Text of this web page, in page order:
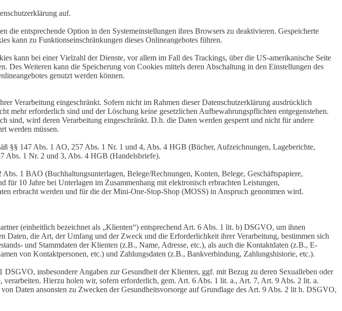
auf.
die entsprechende Option in den Systemeinstellungen ihres Browsers zu deaktivieren. Gespeicherte
kann zu Funktionseinschränkungen dieses Onlineangebotes führen.
kann bei einer Vielzahl der Dienste, vor allem im Fall des Trackings, über die US-amerikanische Seite
Weiteren kann die Speicherung von Cookies mittels deren Abschaltung in den Einstellungen des
genutzt werden können.
Verarbeitung eingeschränkt. Sofern nicht im Rahmen dieser Datenschutzerklärung ausdrücklich
mehr erforderlich sind und der Löschung keine gesetzlichen Aufbewahrungspflichten entgegenstehen.
sind, wird deren Verarbeitung eingeschränkt. D.h. die Daten werden gesperrt und nicht für andere
werden müssen.
§§ 147 Abs. 1 AO, 257 Abs. 1 Nr. 1 und 4, Abs. 4 HGB (Bücher, Aufzeichnungen, Lageberichte,
Abs. 1 Nr. 2 und 3, Abs. 4 HGB (Handelsbriefe).
1 BAO (Buchhaltungsunterlagen, Belege/Rechnungen, Konten, Belege, Geschäftspapiere,
10 Jahre bei Unterlagen im Zusammenhang mit elektronisch erbrachten Leistungen,
erbracht werden und für die der Mini-One-Stop-Shop (MOSS) in Anspruch genommen wird.
(einheitlich bezeichnet als „Klienten“) entsprechend Art. 6 Abs. 1 lit. b) DSGVO, um ihnen
Daten, die Art, der Umfang und der Zweck und die Erforderlichkeit ihrer Verarbeitung, bestimmen sich
und Stammdaten der Klienten (z.B., Name, Adresse, etc.), als auch die Kontaktdaten (z.B., E-
von Kontaktpersonen, etc.) und Zahlungsdaten (z.B., Bankverbindung, Zahlungshistorie, etc.).
insbesondere Angaben zur Gesundheit der Klienten, ggf. mit Bezug zu deren Sexualleben oder
Hierzu holen wir, sofern erforderlich, gem. Art. 6 Abs. 1 lit. a., Art. 7, Art. 9 Abs. 2 lit. a.
Daten ansonsten zu Zwecken der Gesundheitsvorsorge auf Grundlage des Art. 9 Abs. 2 lit h. DSGVO,